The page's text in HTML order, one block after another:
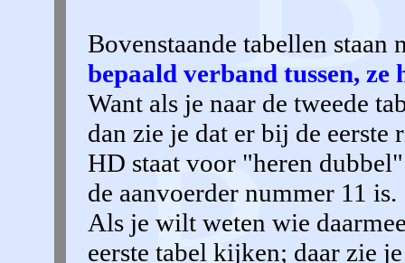
Bovenstaande tabellen staan
bepaald verband tussen, ze
Want als je naar de tweede
dan zie je dat er bij de
HD staat voor "heren
de aanvoerder nummer 11 is.
Als je wilt weten wie
eerste tabel kijken; daar zie